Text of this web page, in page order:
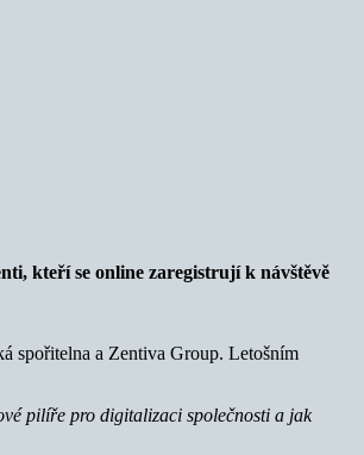
kteří se online zaregistrují k návštěvě
spořitelna a Zentiva Group. Letošním
pilíře pro digitalizaci společnosti a jak